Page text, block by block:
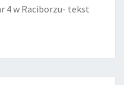
4 w Raciborzu- tekst